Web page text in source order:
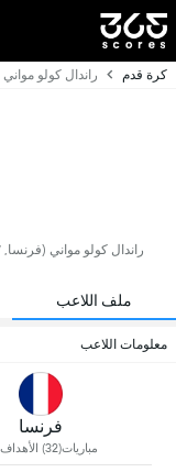
كرة قدم راندال كولو مواني
ملف اللاعب
معلومات اللاعب
فرنسا
مباريات(32) الأهداف (9)